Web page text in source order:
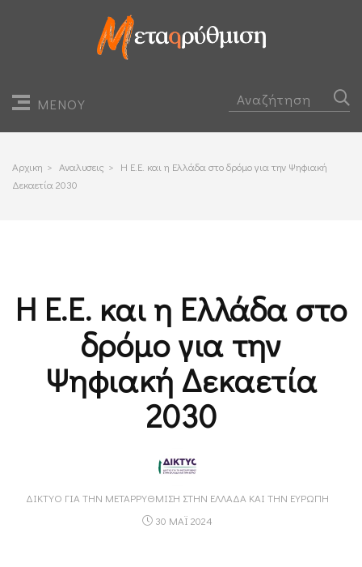
ΜΕΝΟΥ
Αρχικη > Αναλυσεις > Η Ε.Ε. και η Ελλάδα στο δρόμο για την Ψηφιακή
Δεκαετία 2030
Η Ε.Ε. και η Ελλάδα στο
δρόμο για την
Ψηφιακή Δεκαετία
2030
ΔΊΚΤΥΟ ΓΙΑ ΤΗΝ ΜΕΤΑΡΡΎΘΜΙΣΗ ΣΤΗΝ ΕΛΛΆΔΑ ΚΑΙ ΤΗΝ ΕΥΡΏΠΗ
30 ΜΑΪ 2024